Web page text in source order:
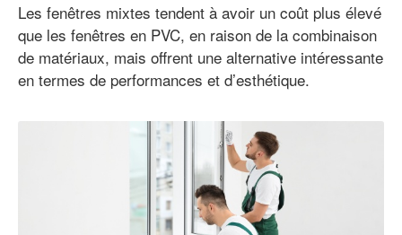
Les fenêtres mixtes tendent à avoir un coût plus élevé
que les fenêtres en PVC, en raison de la combinaison
de matériaux, mais offrent une alternative intéressante
en termes de performances et d’esthétique.